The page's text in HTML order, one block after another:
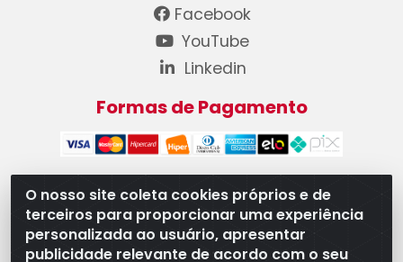
O nosso site coleta cookies próprios e de
terceiros para proporcionar uma experiência
personalizada ao usuário, apresentar
publicidade relevante de acordo com o seu
Facebook
YouTube
Linkedin
Formas de Pagamento
WB Componentes Automotivos LTDA - CNPJ
08.528.393/0001-12 - Rua do Níquel, 667 - Parque
Oeste Industrial, Goiânia/GO - CEP 74375-660